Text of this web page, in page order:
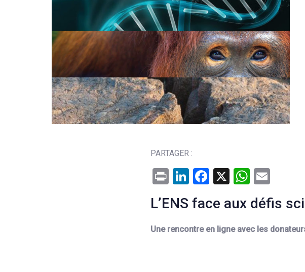
PARTAGER :
PrintLinkedIn
Facebook
X
L’ENS face aux défis
Une rencontre en ligne avec les